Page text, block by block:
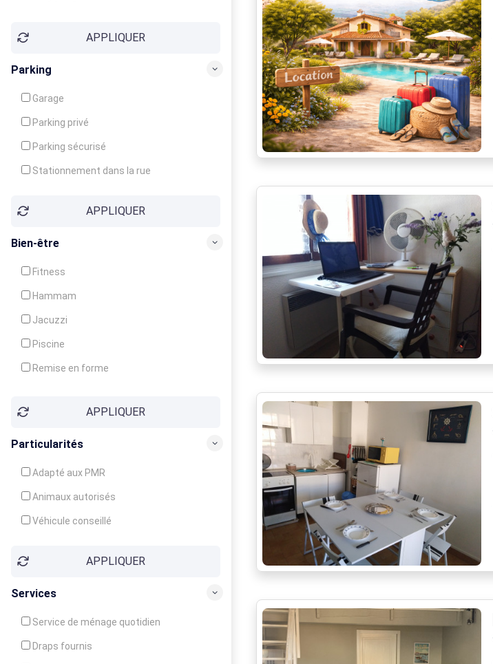
Jeux d'enfantsAPPLIQUER
Parking
Garage
Parking privé
Parking sécurisé
Stationnement dans la rue
APPLIQUER
Bien-être
Fitness
Hammam
Jacuzzi
Piscine
Remise en forme
Soins du corpsAPPLIQUER
Particularités
Adapté aux PMR
Animaux autorisés
Véhicule conseillé
APPLIQUER
Services
Service de ménage quotidien
Draps fournis